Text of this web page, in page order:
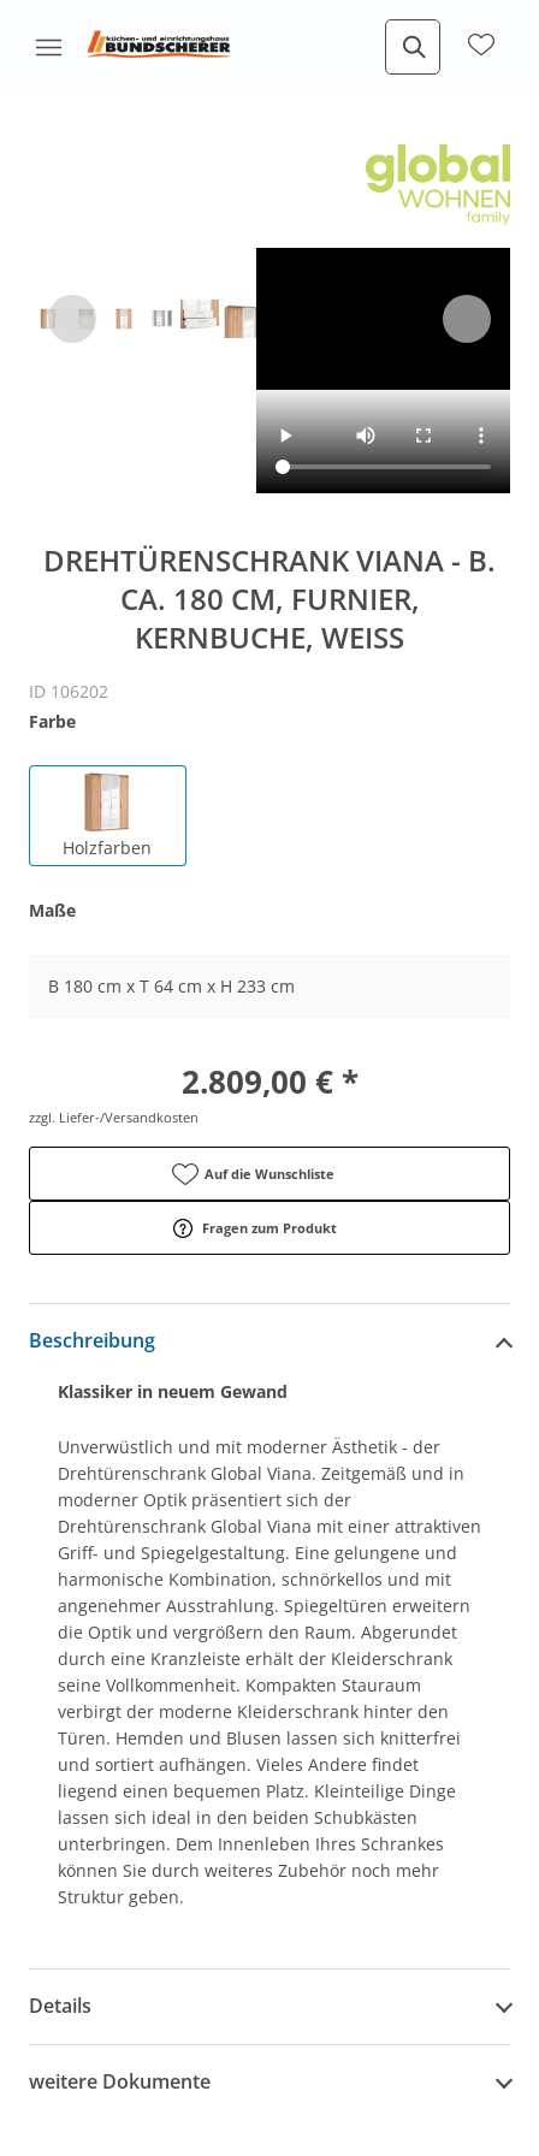
DREHTÜRENSCHRANK VIANA - B.
CA. 180 CM, FURNIER,
KERNBUCHE, WEISS
ID 106202
Farbe
Holzfarben
Maße
B 180 cm x T 64 cm x H 233 cm
2.809,00 € *
zzgl. Liefer-/Versandkosten
Auf die Wunschliste
Fragen zum Produkt
Beschreibung
Klassiker in neuem Gewand
Unverwüstlich und mit moderner Ästhetik - der
Drehtürenschrank Global Viana. Zeitgemäß und in
moderner Optik präsentiert sich der
Drehtürenschrank Global Viana mit einer attraktiven
Griff- und Spiegelgestaltung. Eine gelungene und
harmonische Kombination, schnörkellos und mit
angenehmer Ausstrahlung. Spiegeltüren erweitern
die Optik und vergrößern den Raum. Abgerundet
durch eine Kranzleiste erhält der Kleiderschrank
seine Vollkommenheit. Kompakten Stauraum
verbirgt der moderne Kleiderschrank hinter den
Türen. Hemden und Blusen lassen sich knitterfrei
und sortiert aufhängen. Vieles Andere findet
liegend einen bequemen Platz. Kleinteilige Dinge
lassen sich ideal in den beiden Schubkästen
unterbringen. Dem Innenleben Ihres Schrankes
können Sie durch weiteres Zubehör noch mehr
Struktur geben.
Details
weitere Dokumente